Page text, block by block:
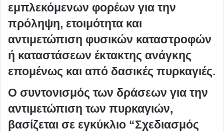
εμπλεκόμενων φορέων για την
πρόληψη, ετοιμότητα και
αντιμετώπιση φυσικών καταστροφών
ή καταστάσεων έκτακτης ανάγκης
επομένως και από δασικές πυρκαγιές.
Ο συντονισμός των δράσεων για την
αντιμετώπιση των πυρκαγιών,
βασίζεται σε εγκύκλιο “Σχεδιασμός